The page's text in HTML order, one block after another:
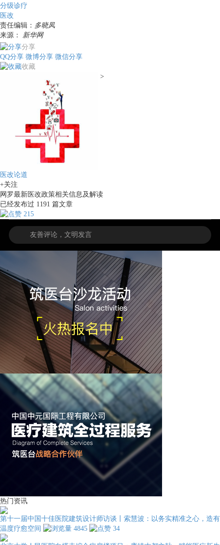
分级诊疗
医改
责任编辑： 多晓凤
来源：
新华网
分享
QQ分享 微博分享 微信分享
收藏
>
医改论道
+关注
网罗最新医改政策相关信息及解读
已经发布过 1191 篇文章
215
热门资讯
第十一届中国十佳医院建筑设计师访谈丨索慧波：以务实精准之心，造有
温度疗愈空间
4845 34